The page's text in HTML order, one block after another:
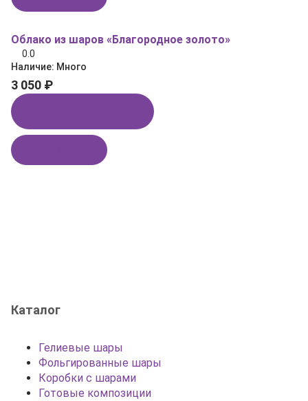
Облако из шаров «Благородное золото»
0.0
Наличие: Много
3 050 ₽
Каталог
Гелиевые шары
Фольгированные шары
Коробки с шарами
Готовые композиции